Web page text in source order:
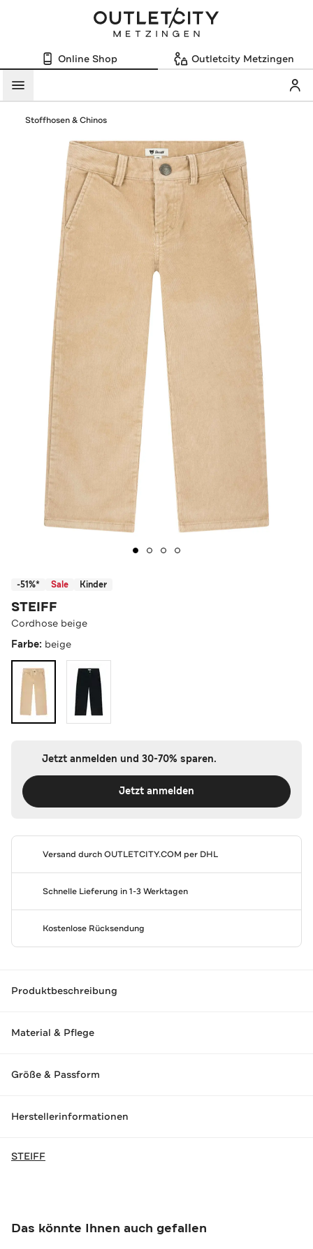
Online Shop Outletcity Metzingen
Menü
Stoffhosen & Chinos
-51%* Sale Kinder
STEIFF
Cordhose beige
Farbe: beige
Jetzt anmelden und 30-70% sparen.
Jetzt anmelden
Versand durchOUTLETCITY.COM per DHL
Schnelle Lieferung in 1-3 Werktagen
Kostenlose Rücksendung
Produktbeschreibung
Material & Pflege
Größe & Passform
Herstellerinformationen
STEIFF
Das könnte Ihnen auch gefallen